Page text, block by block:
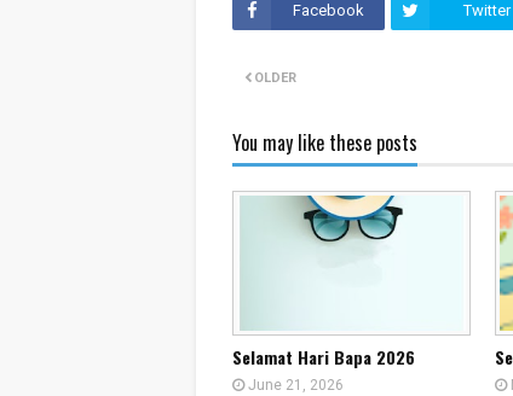
Facebook Twitter
OLDER
You may like these posts
Selamat Hari Bapa 2026
June 21, 2026